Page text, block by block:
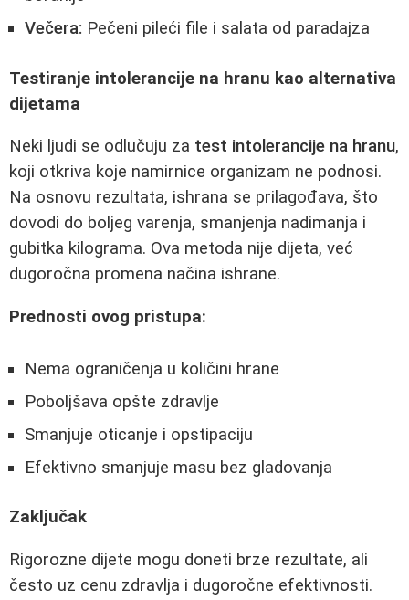
Večera: Pečeni pileći file i salata od paradajza
Testiranje intolerancije na hranu kao alternativa
dijetama
Neki ljudi se odlučuju za test intolerancije na hranu,
koji otkriva koje namirnice organizam ne podnosi.
Na osnovu rezultata, ishrana se prilagođava, što
dovodi do boljeg varenja, smanjenja nadimanja i
gubitka kilograma. Ova metoda nije dijeta, već
dugoročna promena načina ishrane.
Prednosti ovog pristupa:
Nema ograničenja u količini hrane
Poboljšava opšte zdravlje
Smanjuje oticanje i opstipaciju
Efektivno smanjuje masu bez gladovanja
Zaključak
Rigorozne dijete mogu doneti brze rezultate, ali
često uz cenu zdravlja i dugoročne efektivnosti.